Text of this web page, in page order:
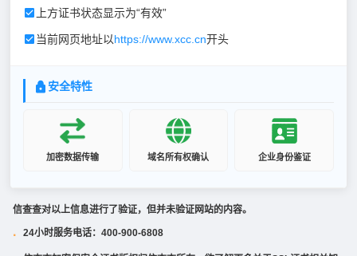
上方证书状态显示为“有效”
当前网页地址以https://www.xcc.cn开头
安全特性
加密数据传输 域名所有权确认 企业身份鉴证
信查查对以上信息进行了验证，但并未验证网站的内容。
· 24小时服务电话：400-900-6808